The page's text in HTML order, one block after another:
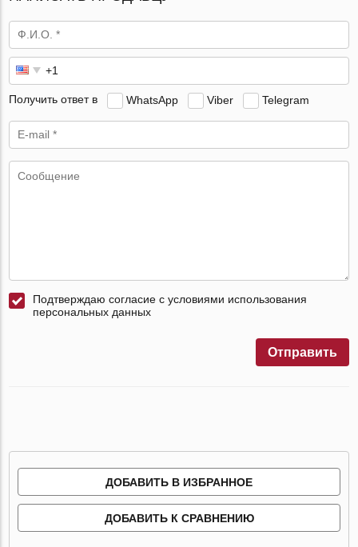
Получить ответ в WhatsApp Viber Telegram
Подтверждаю согласие с условиями использования
персональных данных
Отправить
ДОБАВИТЬ В ИЗБРАННОЕ
ДОБАВИТЬ К СРАВНЕНИЮ